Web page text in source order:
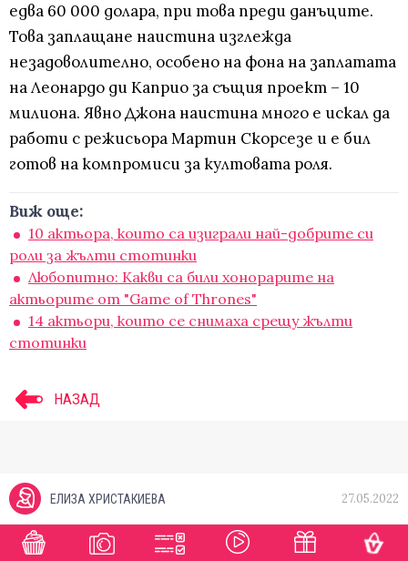
едва 60 000 долара, при това преди данъците.
Това заплащане наистина изглежда
незадоволително, особено на фона на заплатата
на Леонардо ди Каприо за същия проект – 10
милиона. Явно Джона наистина много е искал да
работи с режисьора Мартин Скорсезе и е бил
готов на компромиси за култовата роля.
Виж още:
10 актьора, които са изиграли най-добрите си
роли за жълти стотинки
Любопитно: Какви са били хонорарите на
актьорите от "Game of Thrones"
14 актьори, които се снимаха срещу жълти
стотинки
НАЗАД
ЕЛИЗА ХРИСТАКИЕВА 27.05.2022